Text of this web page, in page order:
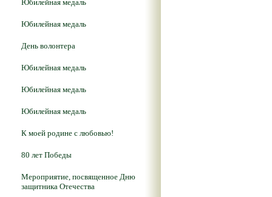
Юбилейная медаль
Юбилейная медаль
День волонтера
Юбилейная медаль
Юбилейная медаль
Юбилейная медаль
К моей родине с любовью!
80 лет Победы
Мероприятие, посвященное Дню
защитника Отечества